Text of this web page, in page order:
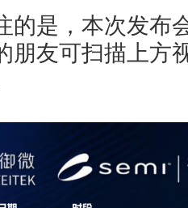
的是，本次发布
朋友可扫描上方